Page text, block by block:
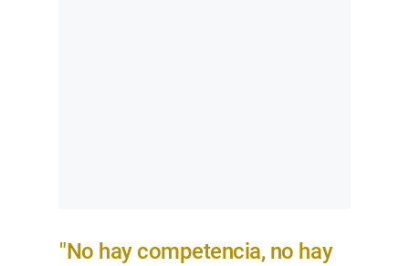
"No hay competencia, no hay